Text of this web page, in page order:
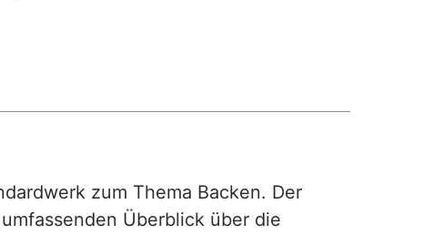
zum Thema Backen. Der
Überblick über die